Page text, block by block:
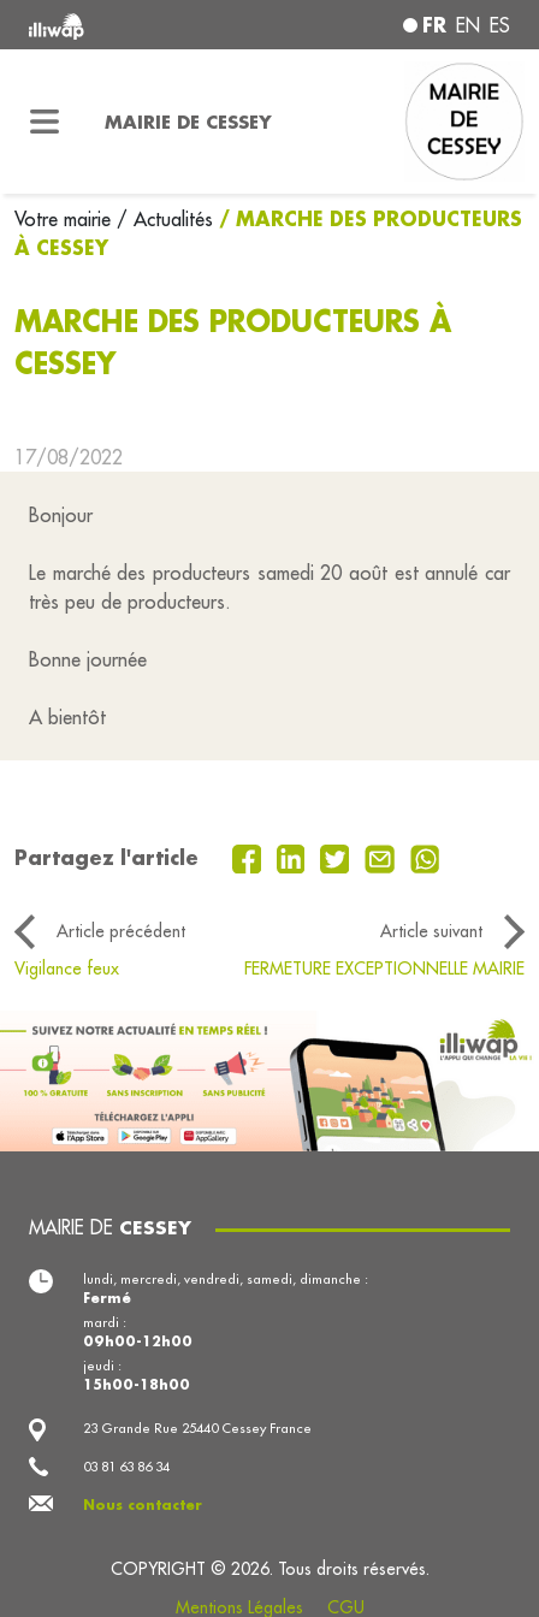
FR EN ES
MAIRIE DE CESSEY
Votre mairie / Actualités / MARCHE DES PRODUCTEURS
À CESSEY
MARCHE DES PRODUCTEURS À
CESSEY
17/08/2022
Bonjour
Le marché des producteurs samedi 20 août est annulé car
très peu de producteurs.
Bonne journée
A bientôt
Partagez l'article
Article précédent
Article suivant
Vigilance feux
FERMETURE EXCEPTIONNELLE MAIRIE
MAIRIE DE CESSEY
23 Grande Rue 25440 Cessey France
03 81 63 86 34
Nous contacter
lundi, mercredi, vendredi, samedi, dimanche :
Fermé
mardi :
09h00-12h00
jeudi :
15h00-18h00
COPYRIGHT © 2026. Tous droits réservés.
Mentions Légales
CGU